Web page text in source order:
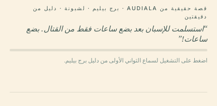
قصة حقيقية من AUDIALA · برج بيليم · لشبونة · دليل من
دقيقتين
“استسلمت للإسبان بعد بضع ساعات فقط من القتال. بضع
ساعات!”
اضغط على التشغيل لسماع الثواني الأولى من دليل برج بيليم.